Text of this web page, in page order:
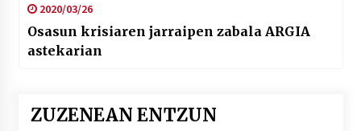
2020/03/26
Osasun krisiaren jarraipen zabala ARGIA
astekarian
ZUZENEAN ENTZUN